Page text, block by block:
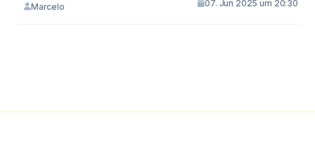
Marcelo 07. Jun 2025 um 20:30